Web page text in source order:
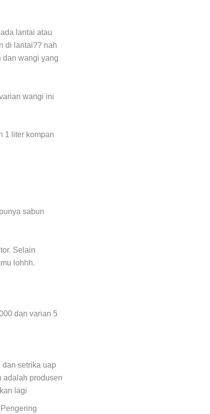
lantai atau
di lantai?? nah
dan wangi yang
wangi ini
1 liter kompan
sabun
Selain
lohhh.
dan varian 5
setrika uap
adalah produsen
lagi